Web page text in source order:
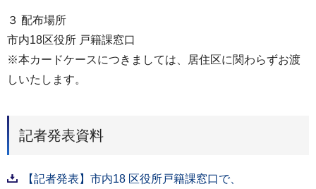
３ 配布場所
市内18区役所 戸籍課窓口
※本カードケースにつきましては、居住区に関わらずお渡
しいたします。
記者発表資料
【記者発表】市内18 区役所戸籍課窓口で、